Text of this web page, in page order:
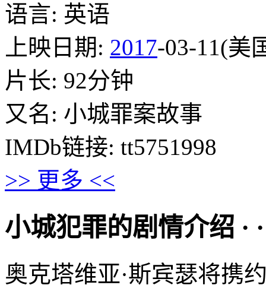
语言: 英语
上映日期: 2017-03-11(美
片长: 92分钟
又名: 小城罪案故事
IMDb链接: tt5751998
>> 更多 <<
小城犯罪的剧情介绍 · ·
奥克塔维亚·斯宾瑟将携